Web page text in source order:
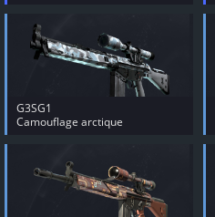
G3SG1
Camouflage arctique